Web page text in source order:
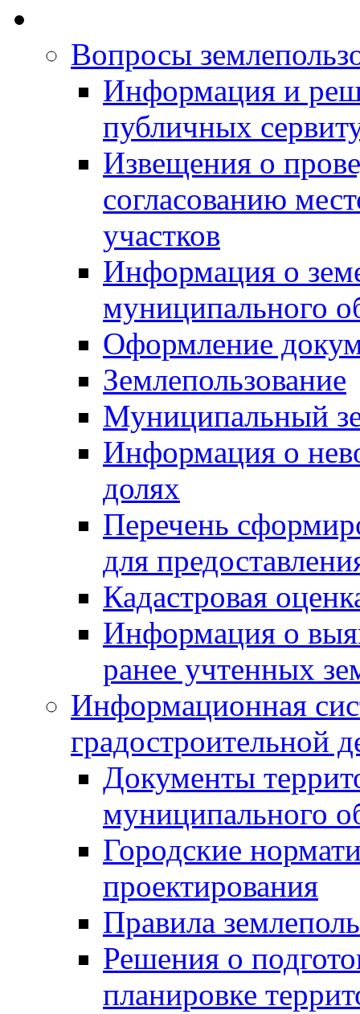
Вопросы
Информация и
публичных
Извещения о
согласованию
участков
Информация о
муниципального
Оформление
Землепользование
Муниципальный
Информация о
долях
Перечень
для
Кадастровая
Информация о
ранее учтенных
Информационная
градостроительной
Документы
муниципального
Городские
проектирования
Правила
Решения о
планировке